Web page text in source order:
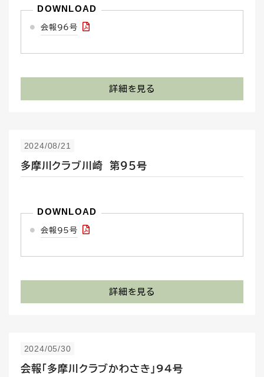
会報96号
詳細を見る
2024/08/21
多摩川クラブ川崎 第９５号
会報95号
詳細を見る
2024/05/30
会報「多摩川クラブかわさき」9４号